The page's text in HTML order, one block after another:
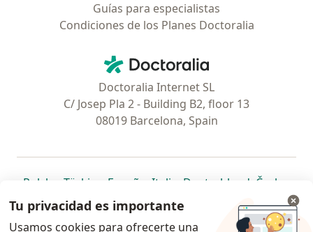
Guías para especialistas
Condiciones de los Planes Doctoralia
Doctoralia - Página de inicio
Doctoralia Internet SL
C/ Josep Pla 2 - Building B2, floor 13
08019 Barcelona, Spain
Polska se abre en una nueva pestaña
Türkiye se abre en una nueva pestaña
España se abre en una nueva pestaña
Italia se abre en una nueva
Deutschlandse abre en
Česko
Portugal
se abre en una nueva pestaña
México se abre en una nueva pestaña
Chile se abre en una nueva pestaña
Brasil se abre en una nueva
se abre en
se
se abre en una nueva
Tu privacidad es importante
Usamos cookies para ofrecerte una